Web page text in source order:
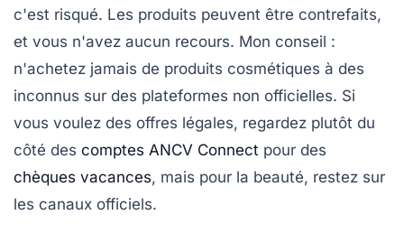
c'est risqué. Les produits peuvent être contrefaits,
et vous n'avez aucun recours. Mon conseil :
n'achetez jamais de produits cosmétiques à des
inconnus sur des plateformes non officielles. Si
vous voulez des offres légales, regardez plutôt du
côté des comptes ANCV Connect pour des
chèques vacances, mais pour la beauté, restez sur
les canaux officiels.